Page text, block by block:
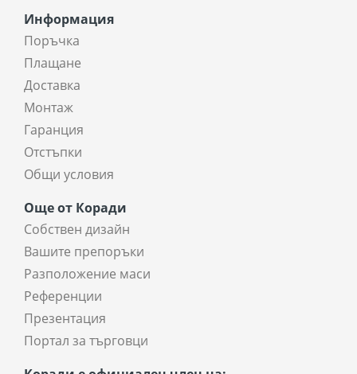
Информация
Поръчка
Плащане
Доставка
Монтаж
Гаранция
Отстъпки
Общи условия
Още от Коради
Собствен дизайн
Вашите препоръки
Разположение маси
Референции
Презентация
Портал за търговци